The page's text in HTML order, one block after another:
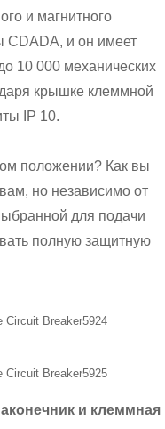
и магнитного
CDADA, и он имеет
10 000 механических
крышке клеммной
IP 10.
положении? Как вы
но независимо от
для подачи
полную защитную
и клеммная